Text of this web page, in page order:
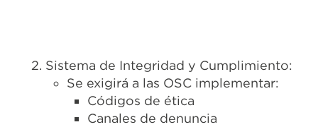
Sistema de Integridad y Cumplimiento:
Se exigirá a las OSC implementar:
Códigos de ética
Canales de denuncia